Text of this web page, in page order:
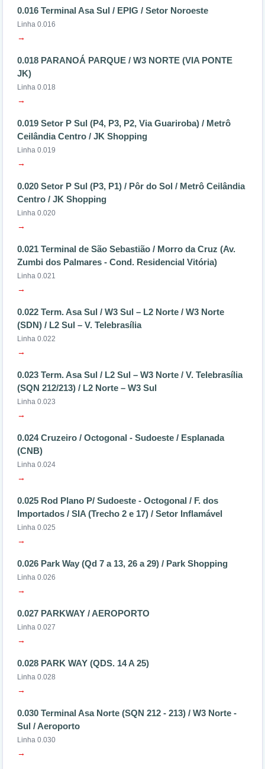
0.016 Terminal Asa Sul / EPIG / Setor Noroeste
Linha 0.016
→
0.018 PARANOÁ PARQUE / W3 NORTE (VIA PONTE
JK)
Linha 0.018
→
0.019 Setor P Sul (P4, P3, P2, Via Guariroba) / Metrô
Ceilândia Centro / JK Shopping
Linha 0.019
→
0.020 Setor P Sul (P3, P1) / Pôr do Sol / Metrô Ceilândia
Centro / JK Shopping
Linha 0.020
→
0.021 Terminal de São Sebastião / Morro da Cruz (Av.
Zumbi dos Palmares - Cond. Residencial Vitória)
Linha 0.021
→
0.022 Term. Asa Sul / W3 Sul – L2 Norte / W3 Norte
(SDN) / L2 Sul – V. Telebrasília
Linha 0.022
→
0.023 Term. Asa Sul / L2 Sul – W3 Norte / V. Telebrasília
(SQN 212/213) / L2 Norte – W3 Sul
Linha 0.023
→
0.024 Cruzeiro / Octogonal - Sudoeste / Esplanada
(CNB)
Linha 0.024
→
0.025 Rod Plano P/ Sudoeste - Octogonal / F. dos
Importados / SIA (Trecho 2 e 17) / Setor Inflamável
Linha 0.025
→
0.026 Park Way (Qd 7 a 13, 26 a 29) / Park Shopping
Linha 0.026
→
0.027 PARKWAY / AEROPORTO
Linha 0.027
→
0.028 PARK WAY (QDS. 14 A 25)
Linha 0.028
→
0.030 Terminal Asa Norte (SQN 212 - 213) / W3 Norte -
Sul / Aeroporto
Linha 0.030
→